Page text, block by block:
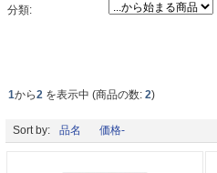
分類:
1から2 を表示中 (商品の数: 2)
Sort by: 品名 価格-